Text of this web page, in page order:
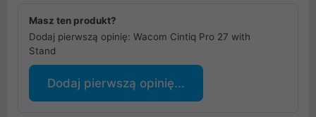
Masz ten produkt?
Dodaj pierwszą opinię: Wacom Cintiq Pro 27 with
Stand
Dodaj pierwszą opinię...